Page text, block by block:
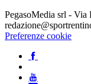
PegasoMedia srl - Via
Preferenze cookie